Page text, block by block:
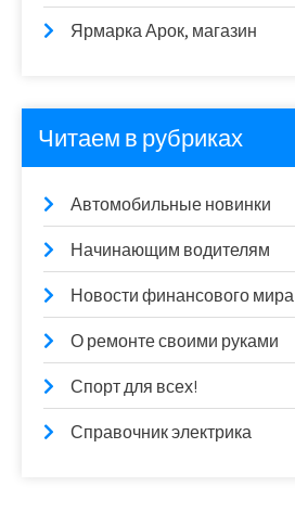
Ярмарка Арок, магазин
Читаем в рубриках
Автомобильные новинки
Начинающим водителям
Новости финансового мира
О ремонте своими руками
Спорт для всех!
Справочник электрика